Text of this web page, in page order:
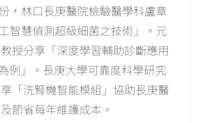
，林口長庚醫院檢驗醫學科盧章
智慧偵測超級細菌之技術」。元
授分享「深度學習輔助診斷應用
例」。長庚大學可靠度科學研究
「洗腎機智能模組」協助長庚醫
節省每年維護成本。